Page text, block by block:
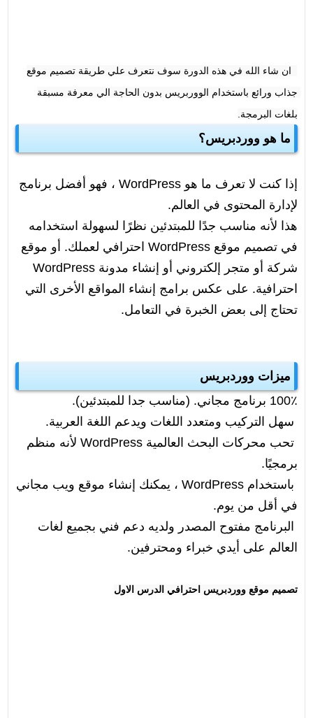
بلغات البرمجة.
ما هو ووردبريس؟
إذا كنت لا تعرف ما هو WordPress ، فهو أفضل برنامج
لإدارة المحتوى في العالم.
هذا لأنه مناسب جدًا للمبتدئين نظرًا لسهولة استخدامه
في تصميم موقع WordPress احترافي لعملك. أو موقع
شركة أو متجر إلكتروني أو إنشاء مدونة WordPress
احترافية. على عكس برامج إنشاء المواقع الأخرى التي
تحتاج إلى بعض الخبرة في التعامل.
ميزات ووردبريس
100٪ برنامج مجاني. (مناسب جدا للمبتدئين).
سهل التركيب ومتعدد اللغات ويدعم اللغة العربية.
تحب محركات البحث العالمية WordPress لأنه منظم
برمجيًا.
باستخدام WordPress ، يمكنك إنشاء موقع ويب مجاني
في أقل من يوم.
البرنامج مفتوح المصدر ولديه دعم فني بجميع لغات
العالم على أيدي خبراء ومحترفين.
تصميم موقع ووردبريس احترافي الدرس الاول